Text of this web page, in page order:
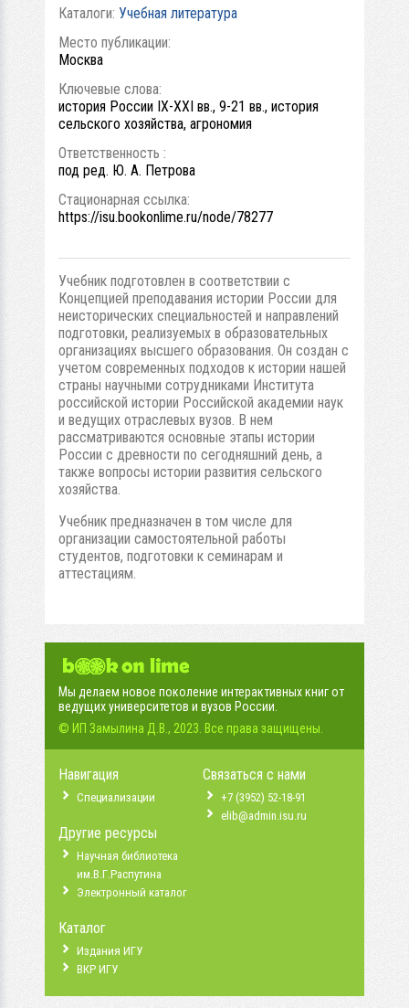
Каталоги: Учебная литература
Место публикации:
Москва
Ключевые слова:
история России IX-XXI вв., 9-21 вв., история
сельского хозяйства, агрономия
Ответственность :
под ред. Ю. А. Петрова
Стационарная ссылка:
https://isu.bookonlime.ru/node/78277
Учебник подготовлен в соответствии с
Концепцией преподавания истории России для
неисторических специальностей и направлений
подготовки, реализуемых в образовательных
организациях высшего образования. Он создан с
учетом современных подходов к истории нашей
страны научными сотрудниками Института
российской истории Российской академии наук
и ведущих отраслевых вузов. В нем
рассматриваются основные этапы истории
России с древности по сегодняшний день, а
также вопросы истории развития сельского
хозяйства.
Учебник предназначен в том числе для
организации самостоятельной работы
студентов, подготовки к семинарам и
аттестациям.
Мы делаем новое поколение интерактивных книг от
ведущих университетов и вузов России.
© ИП Замылина Д.В., 2023. Все права защищены.
Навигация
Специализации
Другие ресурсы
Научная библиотека
им.В.Г.Распутина
Электронный каталог
Каталог
Издания ИГУ
ВКР ИГУ
Связаться с нами
+7 (3952) 52-18-91
elib@admin.isu.ru